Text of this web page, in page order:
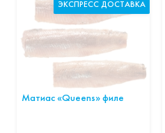
Матиас «Queens» филе
ЭКСПРЕСС ДОСТАВКА